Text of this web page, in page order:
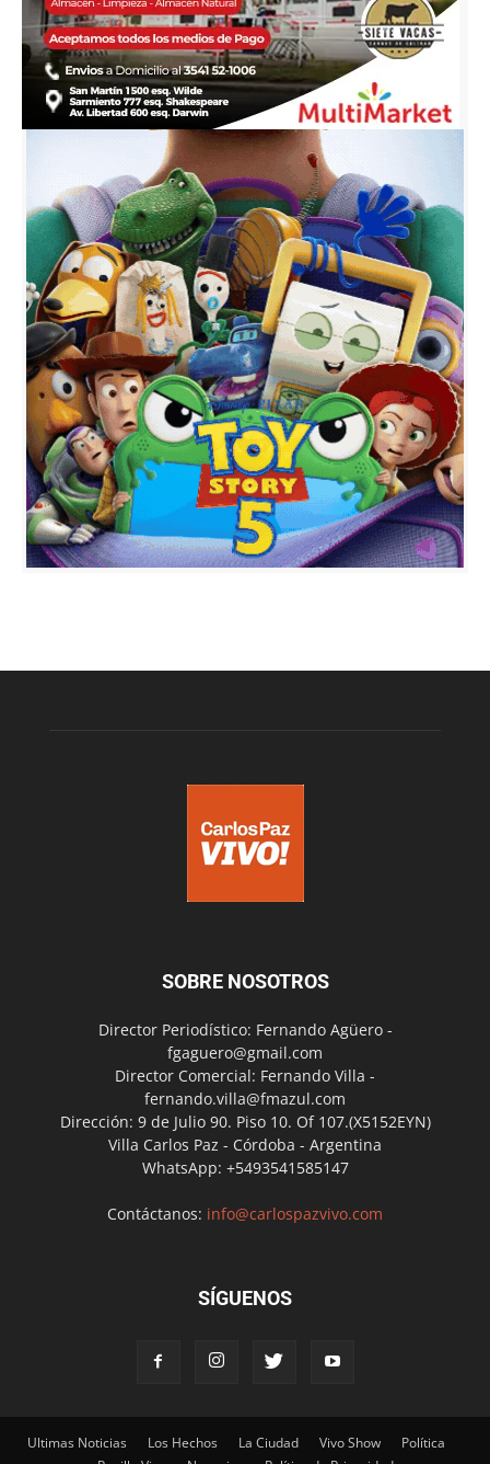
SOBRE NOSOTROS
Director Periodístico: Fernando Agüero -
fgaguero@gmail.com
Director Comercial: Fernando Villa -
fernando.villa@fmazul.com
Dirección: 9 de Julio 90. Piso 10. Of 107.(X5152EYN)
Villa Carlos Paz - Córdoba - Argentina
WhatsApp: +5493541585147
Contáctanos: info@carlospazvivo.com
SÍGUENOS
Ultimas Noticias Los Hechos La Ciudad Vivo Show
Política